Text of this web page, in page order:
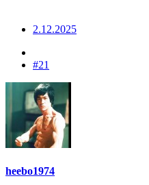
2.12.2025
#21
heebo1974